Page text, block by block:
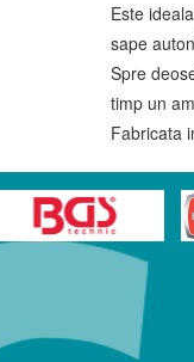
Este
sape
Spre
timp un
Fabricata